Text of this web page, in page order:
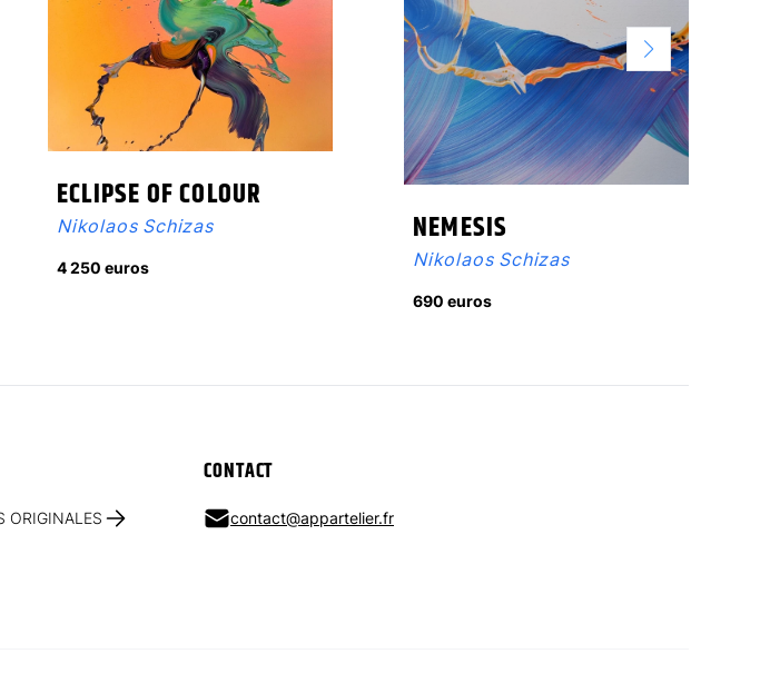
ECLIPSE OF COLOUR
Nikolaos Schizas
4 250 euros
NEMESIS
Nikolaos Schizas
690 euros
ORIGINALES
CONTACT
contact@appartelier.fr